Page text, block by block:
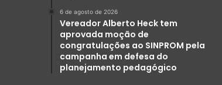
6 de agosto de 2026
Vereador Alberto Heck tem
aprovada moção de
congratulações ao SINPROM pela
campanha em defesa do
planejamento pedagógico